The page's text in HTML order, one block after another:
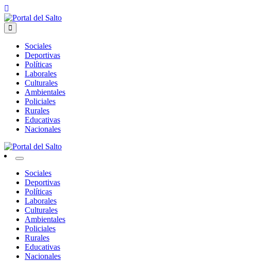
Skip
to
content
Portal del Salto
Noticias del norte del país.
Sociales
Deportivas
Políticas
Laborales
Culturales
Ambientales
Policiales
Rurales
Educativas
Nacionales
Portal del Salto
Sociales
Deportivas
Políticas
Laborales
Culturales
Ambientales
Policiales
Rurales
Educativas
Nacionales